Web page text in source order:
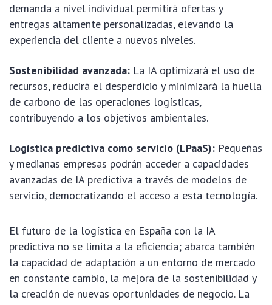
demanda a nivel individual permitirá ofertas y
entregas altamente personalizadas, elevando la
experiencia del cliente a nuevos niveles.
Sostenibilidad avanzada: La IA optimizará el uso de
recursos, reducirá el desperdicio y minimizará la huella
de carbono de las operaciones logísticas,
contribuyendo a los objetivos ambientales.
Logística predictiva como servicio (LPaaS): Pequeñas
y medianas empresas podrán acceder a capacidades
avanzadas de IA predictiva a través de modelos de
servicio, democratizando el acceso a esta tecnología.
El futuro de la logística en España con la IA
predictiva no se limita a la eficiencia; abarca también
la capacidad de adaptación a un entorno de mercado
en constante cambio, la mejora de la sostenibilidad y
la creación de nuevas oportunidades de negocio. La